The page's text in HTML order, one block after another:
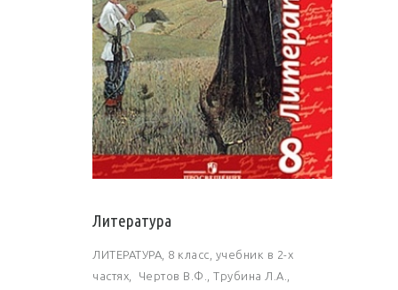
Литература
ЛИТЕРАТУРА, 8 класс, учебник в 2-х
частях, Чертов В.Ф., Трубина Л.А.,